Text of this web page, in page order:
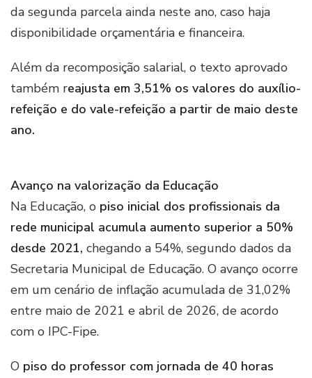
da segunda parcela ainda neste ano, caso haja
disponibilidade orçamentária e financeira.
Além da recomposição salarial, o texto aprovado
também reajusta em 3,51% os valores do auxílio-
refeição e do vale-refeição a partir de maio deste
ano.
Avanço na valorização da Educação
Na Educação, o piso inicial dos profissionais da
rede municipal acumula aumento superior a 50%
desde 2021, chegando a 54%, segundo dados da
Secretaria Municipal de Educação. O avanço ocorre
em um cenário de inflação acumulada de 31,02%
entre maio de 2021 e abril de 2026, de acordo
com o IPC-Fipe.
O piso do professor com jornada de 40 horas